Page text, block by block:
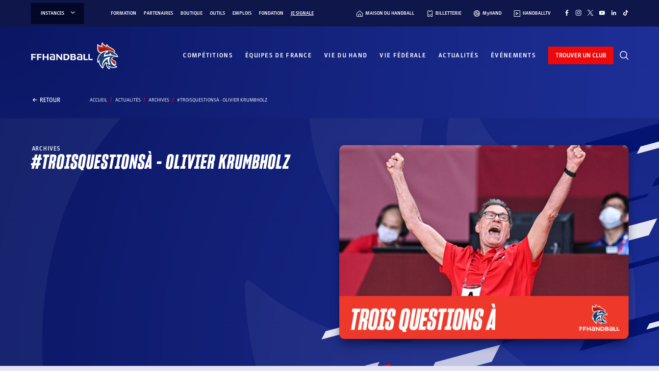
INSTANCES FORMATION PARTENAIRES BOUTIQUE OUTILS EMPLOIS FONDATION JE SIGNALE MAISON DU HANDBALL BILLETTERIE MyHAND HANDBALLTV
COMPÉTITIONS ÉQUIPES DE FRANCE VIE DU HAND VIE FÉDÉRALE ACTUALITÉS ÉVÉNEMENTS TROUVER UN CLUB
RETOUR ACCUEIL ACTUALITÉS ARCHIVES #TROISQUESTIONSÀ - OLIVIER KRUMBHOLZ
ARCHIVES
#TROISQUESTIONSÀ – OLIVIER KRUMBHOLZ